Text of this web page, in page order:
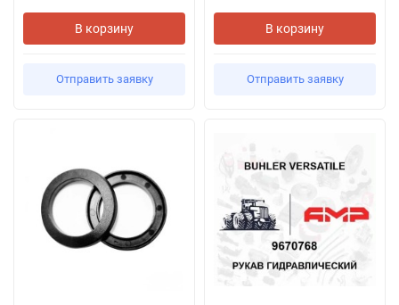
В корзину
Отправить заявку
В корзину
Отправить заявку